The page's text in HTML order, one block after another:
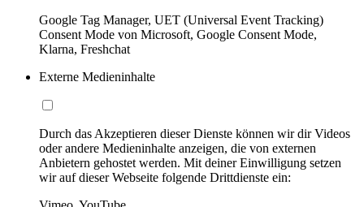
Google Tag Manager, UET (Universal Event Tracking)
Consent Mode von Microsoft, Google Consent Mode,
Klarna, Freshchat
Externe Medieninhalte
Durch das Akzeptieren dieser Dienste können wir dir Videos
oder andere Medieninhalte anzeigen, die von externen
Anbietern gehostet werden. Mit deiner Einwilligung setzen
wir auf dieser Webseite folgende Drittdienste ein: